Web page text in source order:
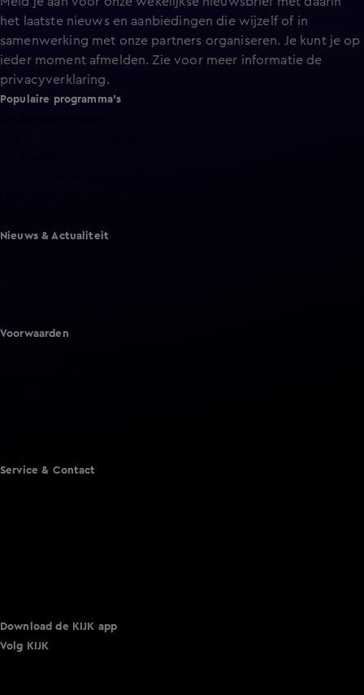
het laatste nieuws en aanbiedingen die wijzelf of in
samenwerking met onze partners organiseren. Je kunt je op
ieder moment afmelden. Zie voor meer informatie de
privacyverklaring.
Populaire programma's
Nieuws & Actualiteit
Voorwaarden
Service & Contact
Download de KIJK app
Volg KIJK